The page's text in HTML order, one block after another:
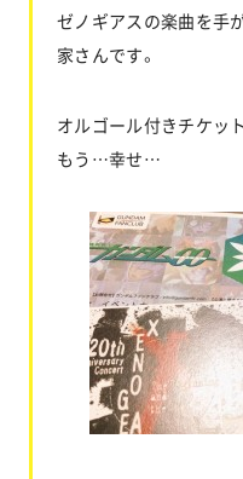
ゼノギアスの楽曲を手
家さんです。
オルゴール付きチケッ
もう…幸せ…